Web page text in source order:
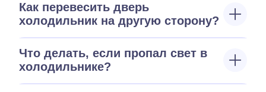
Как перевесить дверь
холодильник на другую сторону?
Что делать, если пропал свет в
холодильнике?